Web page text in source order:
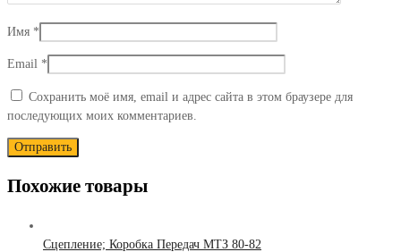
Имя *
Email *
Сохранить моё имя, email и адрес сайта в этом браузере для
последующих моих комментариев.
Похожие товары
Сцепление; Коробка Передач МТЗ 80-82